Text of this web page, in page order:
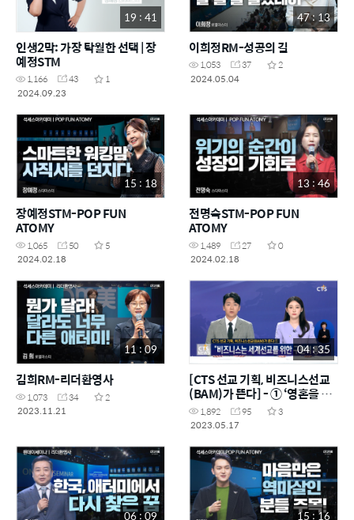
19 : 41
인생2막: 가장 탁월한 선택 | 장
예정STM
1,166 43
1
2024.09.23
47 : 13
이희정RM-성공의 길
1,053 37
2
2024.05.04
15 : 18
장예정STM-POP FUN
ATOMY
1,065 50
5
2024.02.18
13 : 46
전명숙STM-POP FUN
ATOMY
1,489 27
0
2024.02.18
11 : 09
김희RM-리더환영사
1,073 34
2
2023.11.21
04 : 35
[CTS 선교 기획, 비즈니스선교
(BAM)가 뜬다] - ① ‘영혼을 살
리는 기업, 복음사경회로 생명을
전한다’ 애터미
1,892 95
3
2023.05.17
06 : 09 15 : 16